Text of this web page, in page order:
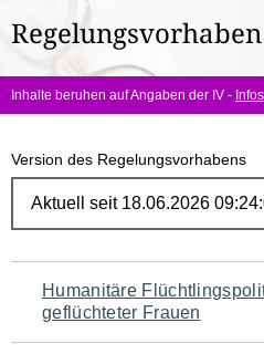
hier:
Regelungsvorhaben
Inhalte beruhen auf Angaben der IV - Infos
Version des Regelungsvorhabens
Navigation
für
Humanitäre
geflüchteter Frauen